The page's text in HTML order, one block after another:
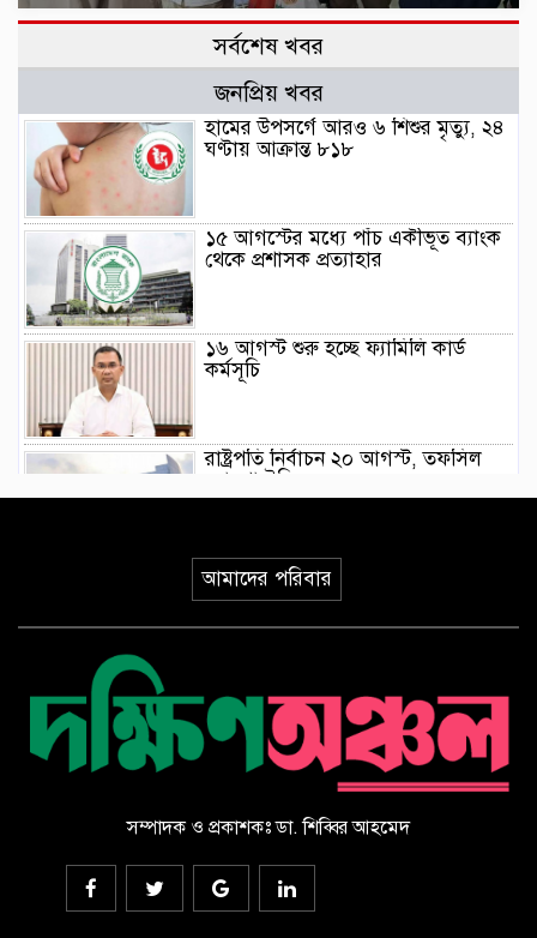
সর্বশেষ খবর
জনপ্রিয় খবর
হামের উপসর্গে আরও ৬ শিশুর মৃত্যু, ২৪
ঘণ্টায় আক্রান্ত ৮১৮
১৫ আগস্টের মধ্যে পাঁচ একীভূত ব্যাংক
থেকে প্রশাসক প্রত্যাহার
১৬ আগস্ট শুরু হচ্ছে ফ্যামিলি কার্ড
কর্মসূচি
রাষ্ট্রপতি নির্বাচন ২০ আগস্ট, তফসিল
ঘোষণা ইসির
গণভোটের রায় বাস্তবায়নসহ ১১ দফা
দাবিতে লংমার্চের ঘোষণা
দৃষ্টান্তমূলক শাস্তির দাবিতে মানববন্ধন ও
বিক্ষোভ মিছিল
পাইকগাছায় ছাত্র ও দরিদ্র মানুষের মাঝে
সাইকেল, সেলাই মেশিন ও ভ্যান বিতরণ
‎পাইকগাছায় জুলাই গণঅভ্যুত্থান দিবস
আমাদের পরিবার
সম্পাদক ও প্রকাশকঃ ডা. শিব্বির আহমেদ